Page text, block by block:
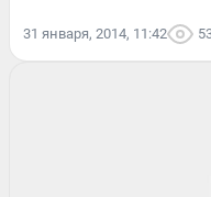
31 января, 2014, 11:42